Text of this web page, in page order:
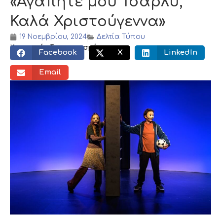
Καλά Χριστούγεννα»
19 Νοεμβρίου, 2024
Δελτία Τύπου
Κοινωνικός διαμοιρασμός:
Facebook X LinkedIn
Email